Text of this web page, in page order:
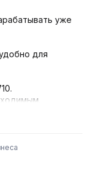
уже
для